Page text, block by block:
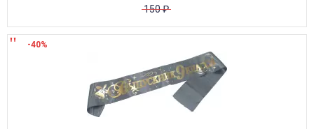
150₽
-40%